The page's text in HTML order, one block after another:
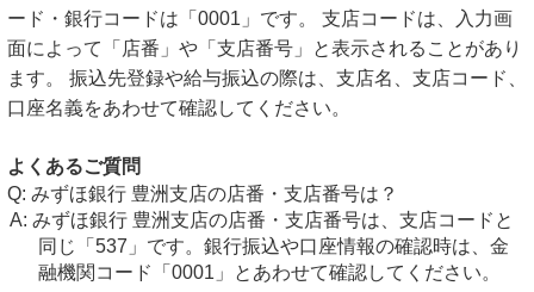
ード・銀行コードは「0001」です。 支店コードは、入力画
面によって「店番」や「支店番号」と表示されることがあり
ます。 振込先登録や給与振込の際は、支店名、支店コード、
口座名義をあわせて確認してください。
よくあるご質問
みずほ銀行 豊洲支店の店番・支店番号は？
みずほ銀行 豊洲支店の店番・支店番号は、支店コードと
同じ「537」です。銀行振込や口座情報の確認時は、金
融機関コード「0001」とあわせて確認してください。